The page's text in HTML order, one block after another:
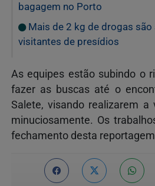
bagagem no Porto
Mais de 2 kg de drogas são
visitantes de presídios
As equipes estão subindo o
fazer as buscas até o
Salete, visando realizarem a
minuciosamente. Os
fechamento desta